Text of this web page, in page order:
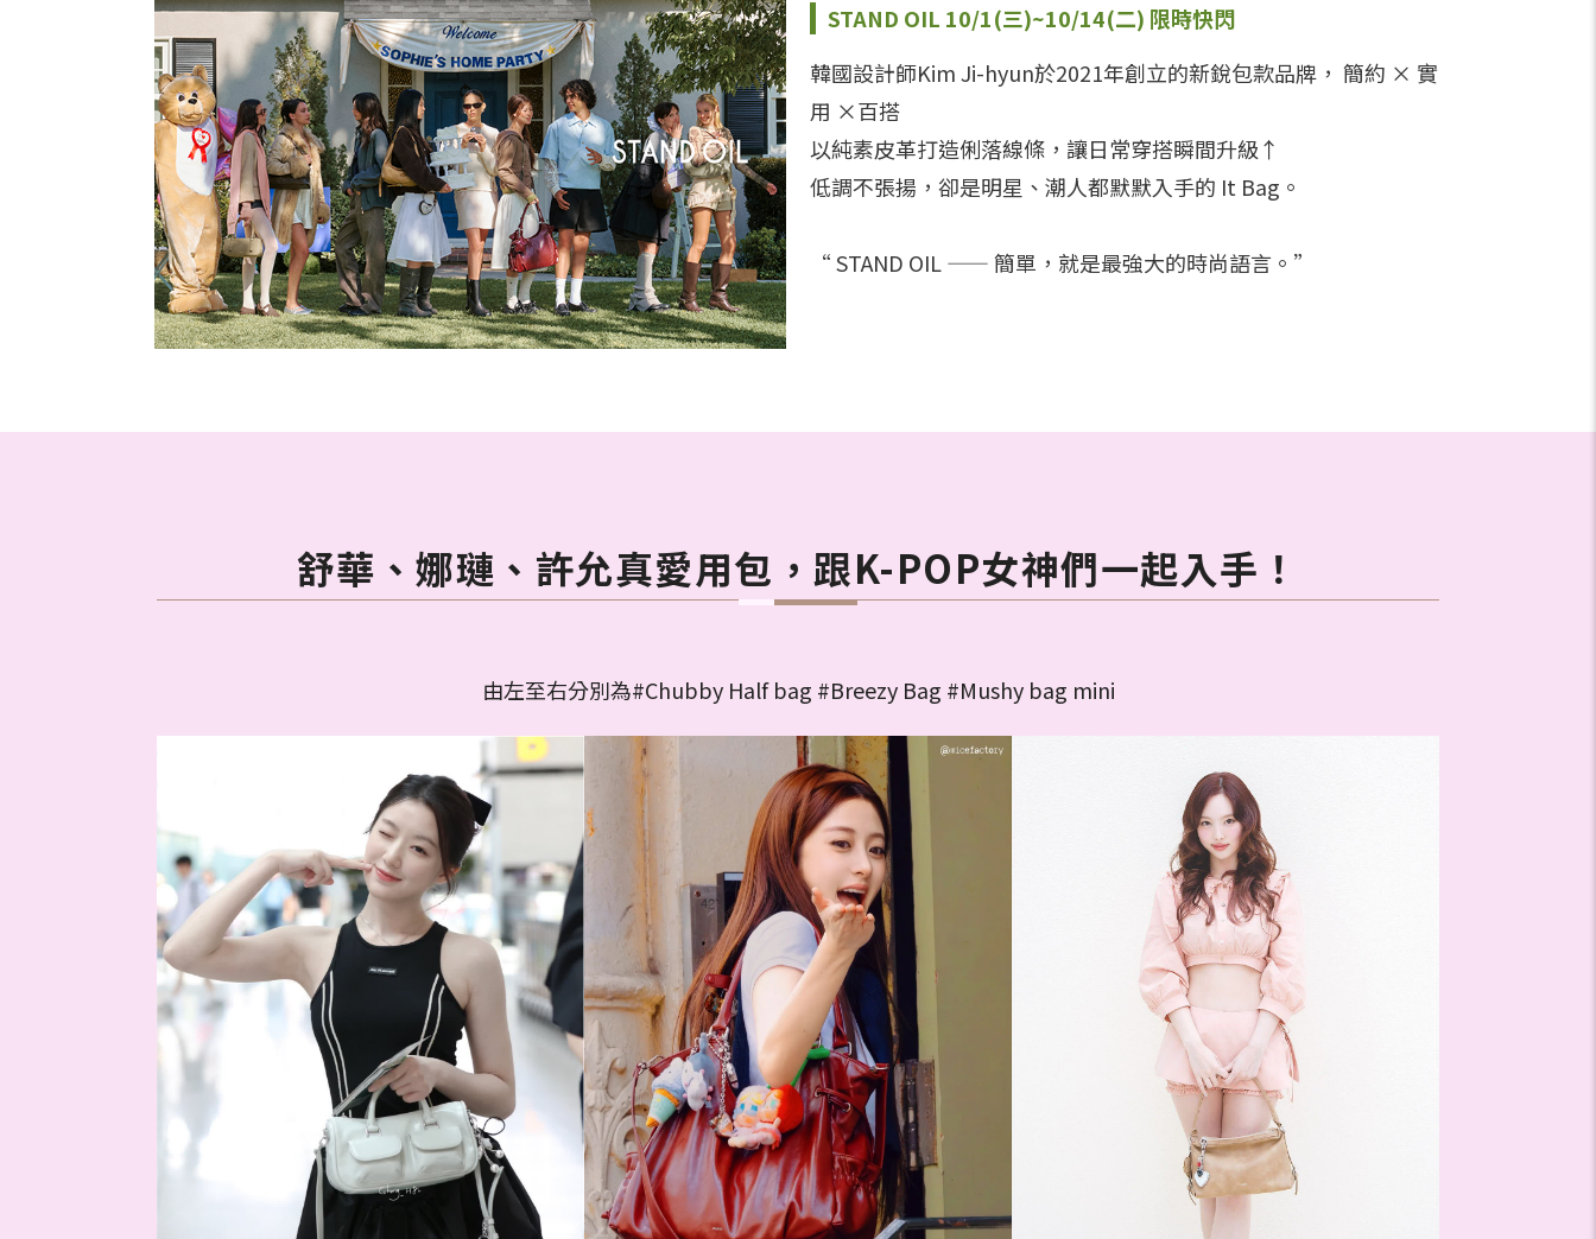
STAND OIL 10/1(三)~10/14(二) 限時快閃
韓國設計師Kim Ji-hyun於2021年創立的新銳包款品牌， 簡約 × 實
用 ×百搭
以純素皮革打造俐落線條，讓日常穿搭瞬間升級↑
低調不張揚，卻是明星、潮人都默默入手的 It Bag。
“ STAND OIL —— 簡單，就是最強大的時尚語言。”
舒華、娜璉、許允真愛用包，跟K-POP女神們一起入手！
由左至右分別為#Chubby Half bag #Breezy Bag #Mushy bag mini